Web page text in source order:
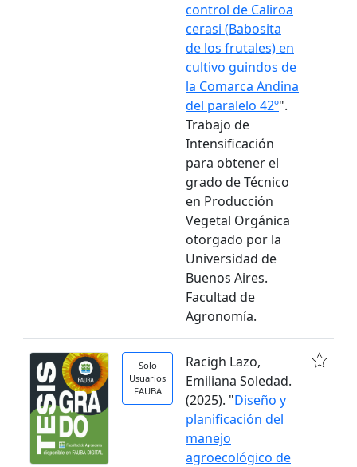
control de Caliroa
cerasi (Babosita
de los frutales) en
cultivo guindos de
la Comarca Andina
del paralelo 42º".
Trabajo de
Intensificación
para obtener el
grado de Técnico
en Producción
Vegetal Orgánica
otorgado por la
Universidad de
Buenos Aires.
Facultad de
Agronomía.
Solo
Usuarios
FAUBA
Racigh Lazo,
Emiliana Soledad.
(2025). "Diseño y
planificación del
manejo
agroecológico de